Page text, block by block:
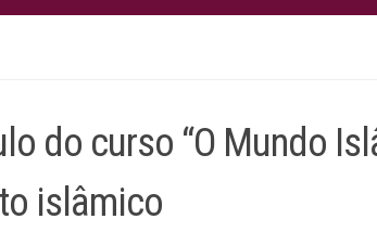
do curso “O Mundo
islâmico